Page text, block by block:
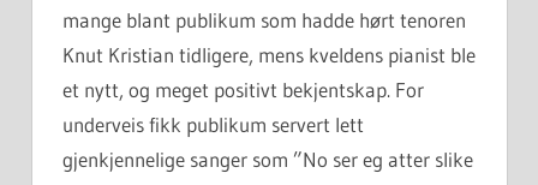
mange blant publikum som hadde hørt tenoren
Knut Kristian tidligere, mens kveldens pianist ble
et nytt, og meget positivt bekjentskap. For
underveis fikk publikum servert lett
gjenkjennelige sanger som ”No ser eg atter slike